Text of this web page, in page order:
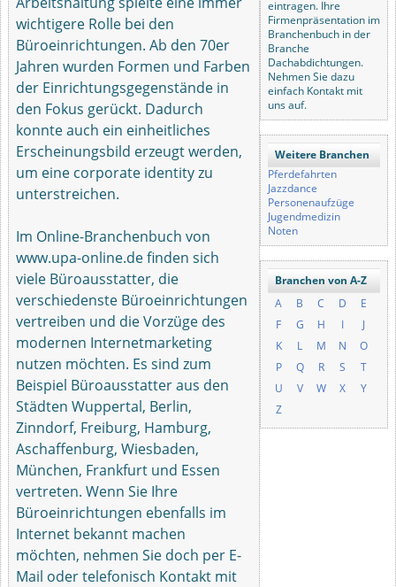
wichtigere Rolle bei den
Büroeinrichtungen. Ab den 70er
Jahren wurden Formen und Farben
der Einrichtungsgegenstände in
den Fokus gerückt. Dadurch
konnte auch ein einheitliches
Erscheinungsbild erzeugt werden,
um eine corporate identity zu
unterstreichen.
Im Online-Branchenbuch von
www.upa-online.de finden sich
viele Büroausstatter, die
verschiedenste Büroeinrichtungen
vertreiben und die Vorzüge des
modernen Internetmarketing
nutzen möchten. Es sind zum
Beispiel Büroausstatter aus den
Städten Wuppertal, Berlin,
Zinndorf, Freiburg, Hamburg,
Aschaffenburg, Wiesbaden,
München, Frankfurt und Essen
vertreten. Wenn Sie Ihre
Büroeinrichtungen ebenfalls im
Internet bekannt machen
möchten, nehmen Sie doch per E-
Mail oder telefonisch Kontakt mit
eintragen. Ihre
Firmenpräsentation im
Branchenbuch in der
Branche
Dachabdichtungen.
Nehmen Sie dazu
einfach Kontakt mit
uns auf.
Weitere Branchen
Pferdefahrten
Jazzdance
Personenaufzüge
Jugendmedizin
Noten
Branchen von A-Z
A
B C D
E
F
G H I
J
K
L M N
O
P
Q R S
T
U
V W X
Y
Z